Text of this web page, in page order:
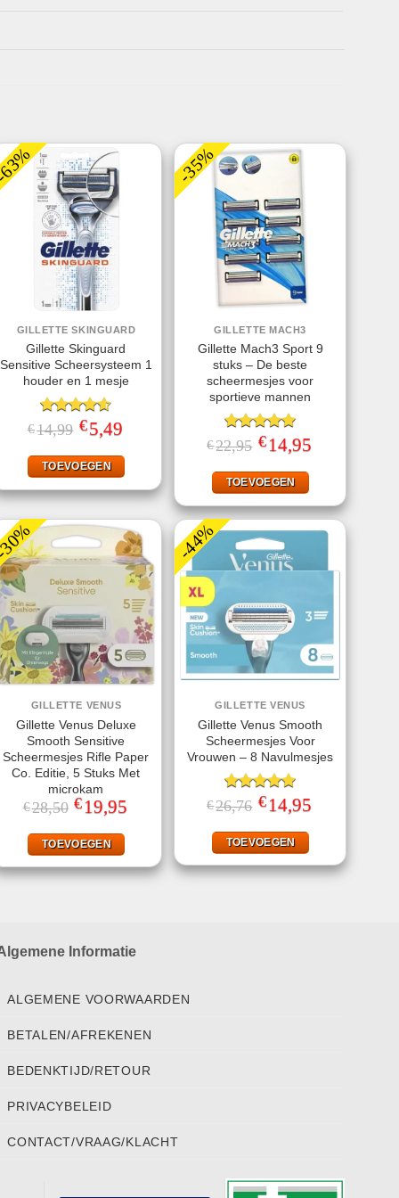
GILLETTE SKINGUARD
Gillette Skinguard
Sensitive Scheersysteem 1
houder en 1 mesje
Gewaardeerd
4.60 uit 5
€14,99 Oorspronkelijke
prijs
€14,99.
€5,49Huidige
€5,49.
TOEVOEGEN
-35%
GILLETTE MACH3
Gillette Mach3 Sport 9
stuks – De beste
scheermesjes voor
sportieve mannen
Gewaardeerd
5.00uit 5
€22,95 Oorspronkelijke
prijs
€22,95.
€ 14,95prijs
TOEVOEGEN
GILLETTE VENUS
Gillette Venus Deluxe
Smooth Sensitive
Scheermesjes Rifle Paper
Co. Editie, 5 Stuks Met
microkam
€28,50 Oorspronkelijke
prijs
€28,50.
€ 19,95
TOEVOEGEN
-44%
GILLETTE VENUS
Gillette Venus Smooth
Scheermesjes Voor
Vrouwen – 8 Navulmesjes
Gewaardeerd
5.00uit 5
€26,76 Oorspronkelijke
prijs
€26,76.
€ 14,95prijs
TOEVOEGEN
Informatie
ALGEMENE VOORWAARDEN
BETALEN/AFREKENEN
BEDENKTIJD/RETOUR
PRIVACYBELEID
CONTACT/VRAAG/KLACHT